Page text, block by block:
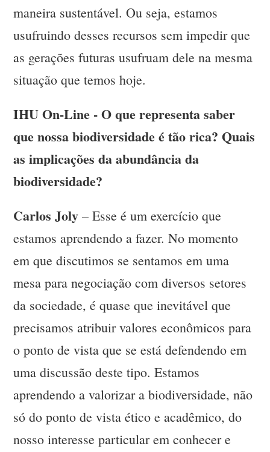
maneira sustentável. Ou seja, estamos
usufruindo desses recursos sem impedir que
as gerações futuras usufruam dele na mesma
situação que temos hoje.
IHU On-Line - O que representa saber
que nossa biodiversidade é tão rica? Quais
as implicações da abundância da
biodiversidade?
Carlos Joly – Esse é um exercício que
estamos aprendendo a fazer. No momento
em que discutimos se sentamos em uma
mesa para negociação com diversos setores
da sociedade, é quase que inevitável que
precisamos atribuir valores econômicos para
o ponto de vista que se está defendendo em
uma discussão deste tipo. Estamos
aprendendo a valorizar a biodiversidade, não
só do ponto de vista ético e acadêmico, do
nosso interesse particular em conhecer e